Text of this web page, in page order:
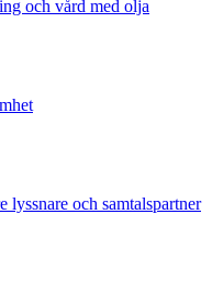
och vård med olja
lyssnare och samtalspartner